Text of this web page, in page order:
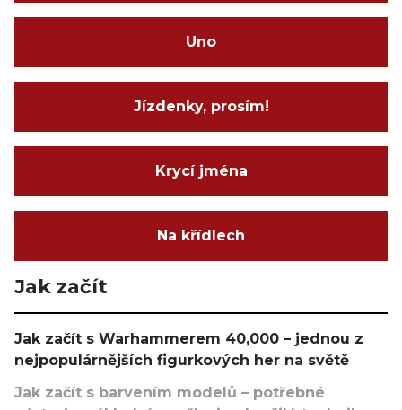
Uno
Jízdenky, prosím!
Krycí jména
Na křídlech
Jak začít
Jak začít s Warhammerem 40,000 – jednou z
nejpopulárnějších figurkových her na světě
Jak začít s barvením modelů – potřebné